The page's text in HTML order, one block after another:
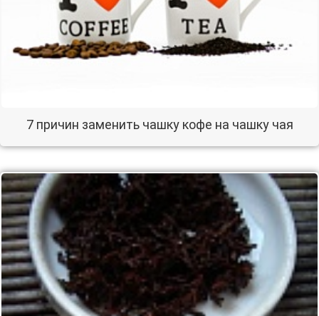
7 причин заменить чашку кофе на чашку чая